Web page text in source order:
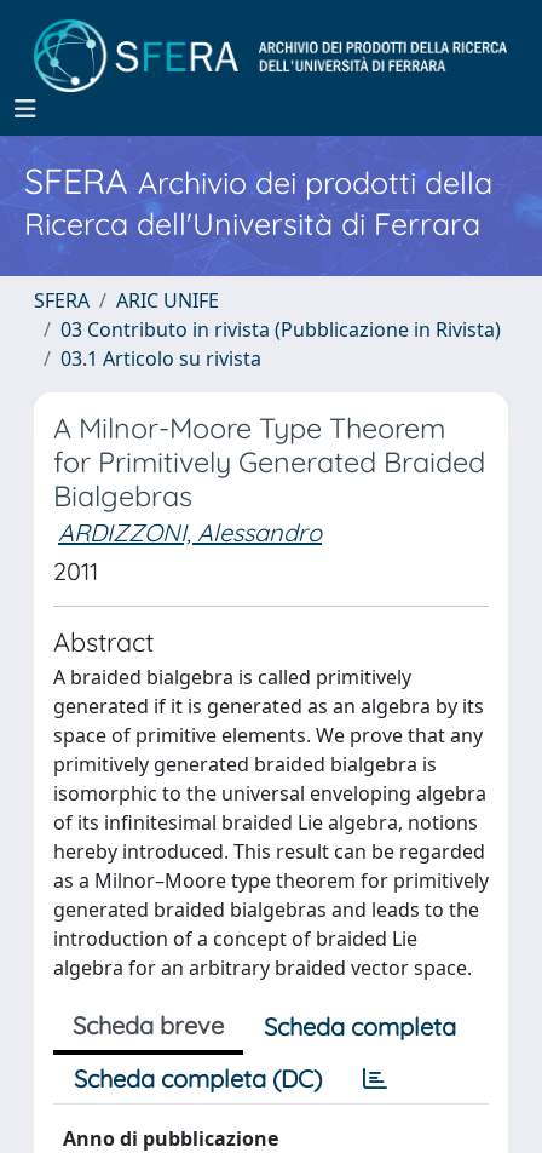
SFERA Archivio dei prodotti della
Ricerca dell'Università di Ferrara
SFERA
ARIC UNIFE
03 Contributo in rivista (Pubblicazione in Rivista)
03.1 Articolo su rivista
A Milnor-Moore Type Theorem
for Primitively Generated Braided
Bialgebras
ARDIZZONI, Alessandro
2011
Abstract
A braided bialgebra is called primitively
generated if it is generated as an algebra by its
space of primitive elements. We prove that any
primitively generated braided bialgebra is
isomorphic to the universal enveloping algebra
of its infinitesimal braided Lie algebra, notions
hereby introduced. This result can be regarded
as a Milnor–Moore type theorem for primitively
generated braided bialgebras and leads to the
introduction of a concept of braided Lie
algebra for an arbitrary braided vector space.
Scheda breve
Scheda completa
Scheda completa (DC)
Anno di pubblicazione